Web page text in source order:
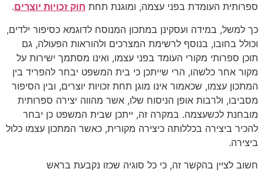
ספרותית העומדת בפני עצמה, ומוגנת תחת חוק זכויות יוצרים.
כך למשל, במידה ועסקינן במתכון המנוסח לדוגמא כסיפור ילדים,
וכולל בחובו, בנוסף לרשימת המצרכים ולהוראות הפעולה, גם
תוכן ספרותי מקורי העומד בפני עצמו, ואינו מסתמך ישירות על
מקור אחר כלשהו, הרי שייתכן כי בית המשפט יבחר להפריד בין
המתכון עצמו, שכאמור אינו מוגן תחת זכויות יוצרים, ובין הסיפור
מסביבו, ולרבות אופן הניסוח שלו, אשר מהווה יצירה ספרותית
מובחנת לכשעצמה. במקרה זה, ייתכן שבית המשפט כן יבחר
להכיר ביצירה בכללותה כיצירה מקורית, כאשר המתכון עצמו כלול
ביצירה.
חשוב לציין בהקשר זה, כי כל סוגיה שכזו נקבעת בראש